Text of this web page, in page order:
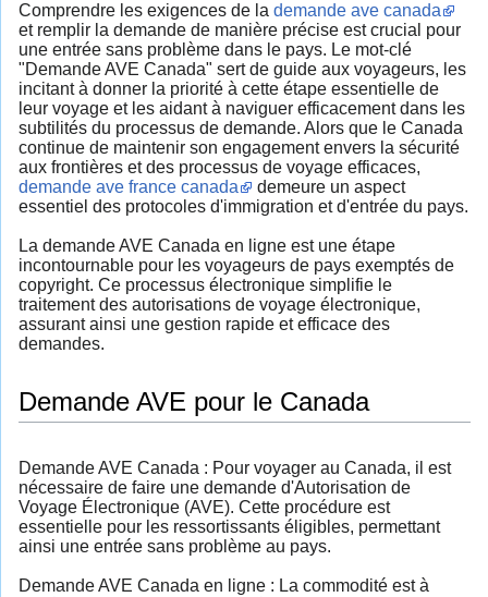
Comprendre les exigences de la demande ave canada
et remplir la demande de manière précise est crucial pour
une entrée sans problème dans le pays. Le mot-clé
"Demande AVE Canada" sert de guide aux voyageurs, les
incitant à donner la priorité à cette étape essentielle de
leur voyage et les aidant à naviguer efficacement dans les
subtilités du processus de demande. Alors que le Canada
continue de maintenir son engagement envers la sécurité
aux frontières et des processus de voyage efficaces,
demande ave france canada
demeure un aspect
essentiel des protocoles d'immigration et d'entrée du pays.
La demande AVE Canada en ligne est une étape
incontournable pour les voyageurs de pays exemptés de
copyright. Ce processus électronique simplifie le
traitement des autorisations de voyage électronique,
assurant ainsi une gestion rapide et efficace des
demandes.
Demande AVE pour le Canada
Demande AVE Canada : Pour voyager au Canada, il est
nécessaire de faire une demande d'Autorisation de
Voyage Électronique (AVE). Cette procédure est
essentielle pour les ressortissants éligibles, permettant
ainsi une entrée sans problème au pays.
Demande AVE Canada en ligne : La commodité est à